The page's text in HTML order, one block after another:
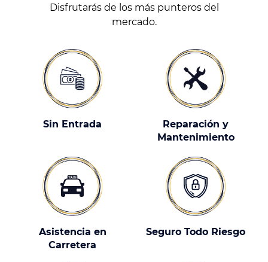
Disfrutarás de los más punteros del
mercado.
Sin Entrada
Reparación y
Mantenimiento
Asistencia en
Carretera
Seguro Todo Riesgo